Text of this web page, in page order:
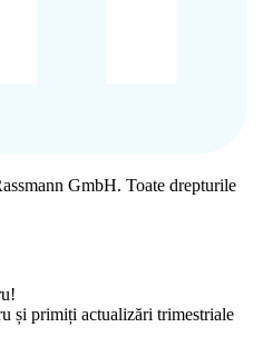
GmbH. Toate drepturile
și primiți actualizări trimestriale